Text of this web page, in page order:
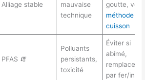
Alliage stable
mauvaise
technique
goutte, voir
méthode de
cuisson
PFAS 🧯
Polluants
persistants,
toxicité
Éviter si
abîmé,
remplacer
par fer/inox